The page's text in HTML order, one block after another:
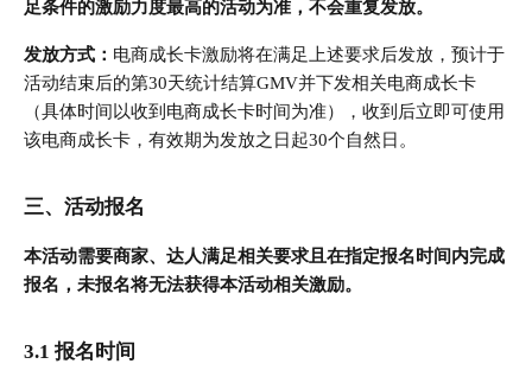
足条件的激励力度最高的活动为准，不会重复发放。
发放方式： 电商成长卡激励将在满足上述要求后发放，预计于
活动结束后的第30天统计结算GMV并下发相关电商成长卡
（具体时间以收到电商成长卡时间为准），收到后立即可使用
该电商成长卡，有效期为发放之日起30个自然日。
三、活动报名
本活动需要商家、达人满足相关要求且在指定报名时间内完成
报名，未报名将无法获得本活动相关激励。
3.1 报名时间